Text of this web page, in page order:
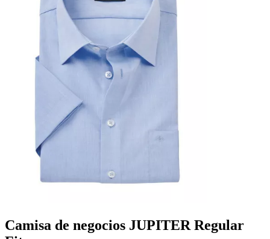
Camisa de negocios JUPITER Regular